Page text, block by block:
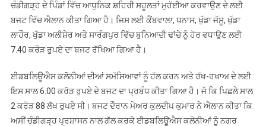
ਚੰਡੀਗੜ੍ਹ ਦੇ ਪਿੰਡਾਂ ਵਿੱਚ ਆਧੁਨਿਕ ਸ਼ਹਿਰੀ ਸਹੂਲਤਾਂ ਮੁਹੱਈਆ ਕਰਵਾਉਣ ਦੇ ਲਈ
ਬਜਟ ਵਿੱਚ ਐਲਾਨ ਕੀਤਾ ਗਿਆ ਹੈ। ਜਿਸ ਲਈ ਕੈਂਬਵਾਲਾ, ਧਨਾਸ, ਖੁੱਡਾ ਜੱਸੂ, ਖੁੱਡਾ
ਲਾਹੌਰ, ਖੁੱਡਾ ਅਲੀਸ਼ੇਰ ਅਤੇ ਸਾਰੰਗਪੁਰ ਵਿੱਚ ਬੁਨਿਆਦੀ ਢਾਂਚੇ ਨੂੰ ਹੋਰ ਵਧਾਉਣ ਲਈ
7.40 ਕਰੋੜ ਰੁਪਏ ਦਾ ਬਜਟ ਰੱਖਿਆ ਗਿਆ ਹੈ।
ਈਡਬਲਿਊਐਸ ਕਲੋਨੀਆਂ ਦੀਆਂ ਸਮੱਸਿਆਵਾਂ ਨੂੰ ਹੱਲ ਕਰਨ ਅਤੇ ਰੱਖ-ਰਖਾਅ ਦੇ ਲਈ
ਇਸ ਸਾਲ 6.00 ਕਰੋੜ ਰੁਪਏ ਦੇ ਬਜਟ ਦਾ ਪ੍ਰਬੰਧ ਕੀਤਾ ਗਿਆ ਹੈ। ਜੋ ਕਿ ਪਿਛਲੇ ਸਾਲ
2 ਕਰੋੜ 88 ਲੱਖ ਰੁਪਏ ਸੀ। ਬਜਟ ਦੌਰਾਨ ਮੇਅਰ ਕੁਲਦੀਪ ਕੁਮਾਰ ਨੇ ਐਲਾਨ ਕੀਤਾ ਕਿ
ਅਸੀਂ ਚੰਡੀਗੜ੍ਹ ਪ੍ਰਸ਼ਾਸਨ ਨਾਲ ਗੱਲ ਕਰਕੇ ਈਡਬਲਿਊਐਸ ਕਲੋਨੀਆਂ ਨੂੰ ਨਗਰ